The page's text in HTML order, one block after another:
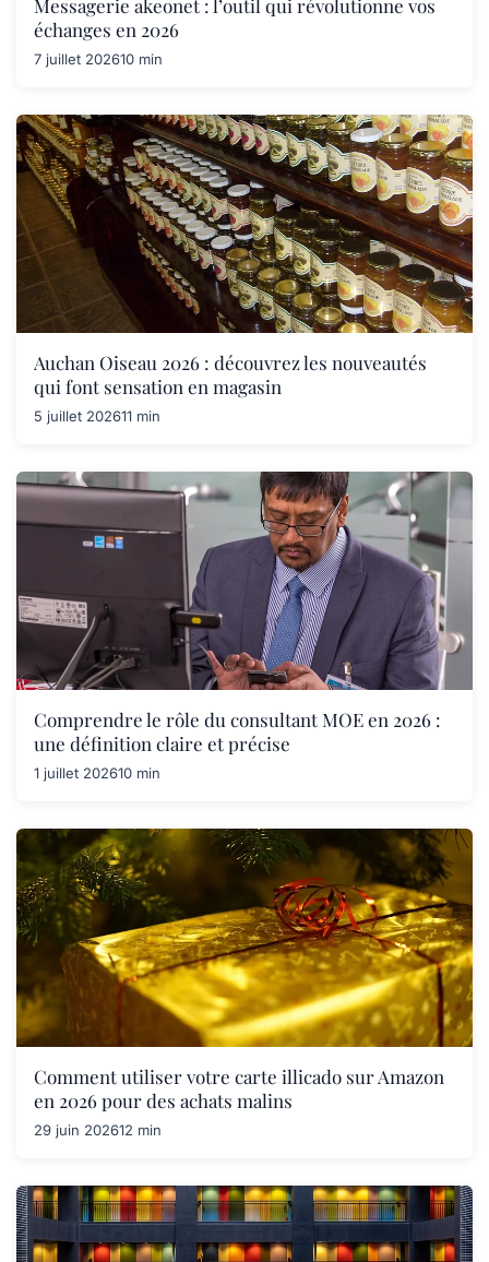
Messagerie akeonet : l’outil qui révolutionne vos
échanges en 2026
7 juillet 202610 min
Auchan Oiseau 2026 : découvrez les nouveautés
qui font sensation en magasin
5 juillet 202611 min
Comprendre le rôle du consultant MOE en 2026 :
une définition claire et précise
1 juillet 202610 min
Comment utiliser votre carte illicado sur Amazon
en 2026 pour des achats malins
29 juin 202612 min